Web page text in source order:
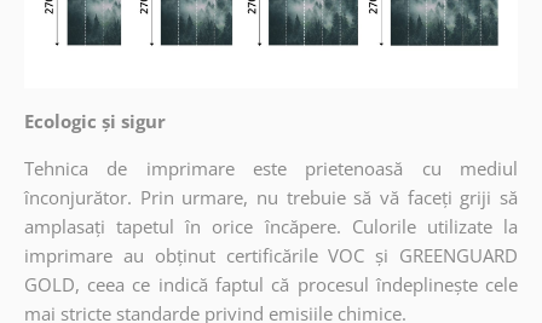
Ecologic și sigur
Tehnica de imprimare este prietenoasă cu mediul
înconjurător. Prin urmare, nu trebuie să vă faceți griji să
amplasați tapetul în orice încăpere. Culorile utilizate la
imprimare au obținut certificările VOC și GREENGUARD
GOLD, ceea ce indică faptul că procesul îndeplinește cele
mai stricte standarde privind emisiile chimice.